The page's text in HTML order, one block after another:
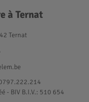
à Ternat
Ternat
- BIV B.I.V.: 510 654